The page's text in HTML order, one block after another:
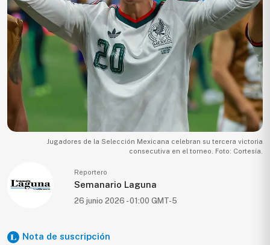
Deportes
Cultura
Turismo
Ecología
Movilidad
Seguridad
Educación
Negocios
Jugadores de la Selección Mexicana celebran su tercera victoria
consecutiva en el torneo. Foto: Cortesía.
Reportero
Semanario Laguna
26 junio 2026 - 01:00 GMT-5
Nota de suscripción